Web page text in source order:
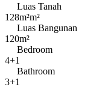
Luas Tanah
128m²m²
Luas Bangunan
120m²
Bedroom
4+1
Bathroom
3+1